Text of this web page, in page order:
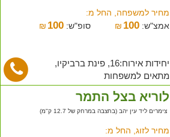
מחיר למשפחה, החל מ:
אמצ"ש:
₪ 100 סופ"ש: ₪ 100
יחידות אירוח:16, פינת ברביקיו,
מתאים למשפחות
לוריא בצל התמר
צימרים ליד עין יהב (בחצבה במרחק של 12.7 ק"מ)
מחיר לזוג, החל מ: